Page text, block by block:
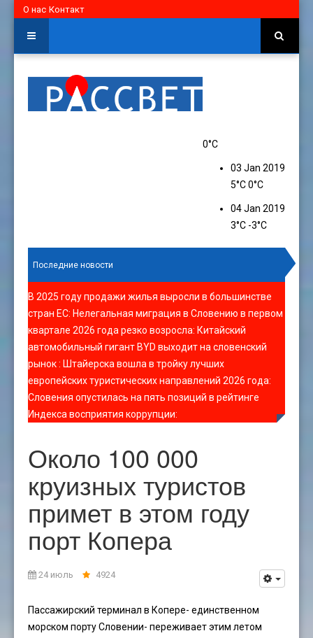
О нас Контакт
0°C
03 Jan 2019
5°C0°C
04 Jan 2019
3°C -3°C
Последние новости
В 2025 году продажи жилья выросли в большинстве
стран ЕС: Нелегальная миграция в Словению в первом
квартале 2026 года резко возросла: Китайский
автомобильный гигант BYD выходит на словенский
рынок: Штайерска вошла в тройку лучших
европейских туристических направлений 2026 года:
Словения опустилась на пять позиций в рейтинге
Индекса восприятия коррупции:
Около 100 000
круизных туристов
примет в этом году
порт Копера
24 июль 4924
Пассажирский терминал в Копере- единственном
морском порту Словении- переживает этим летом